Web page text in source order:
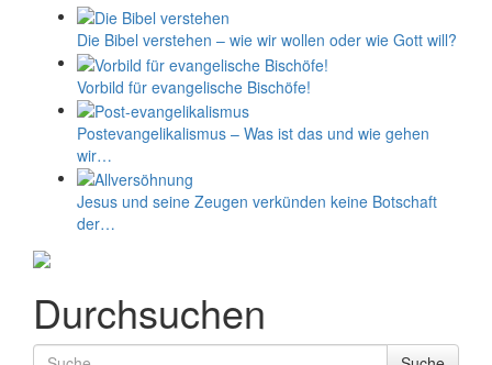
Die Bibel verstehen – wie wir wollen oder wie Gott will?
Vorbild für evangelische Bischöfe!
Postevangelikalismus – Was ist das und wie gehen
wir…
Jesus und seine Zeugen verkünden keine Botschaft
der…
Durchsuchen
Suche